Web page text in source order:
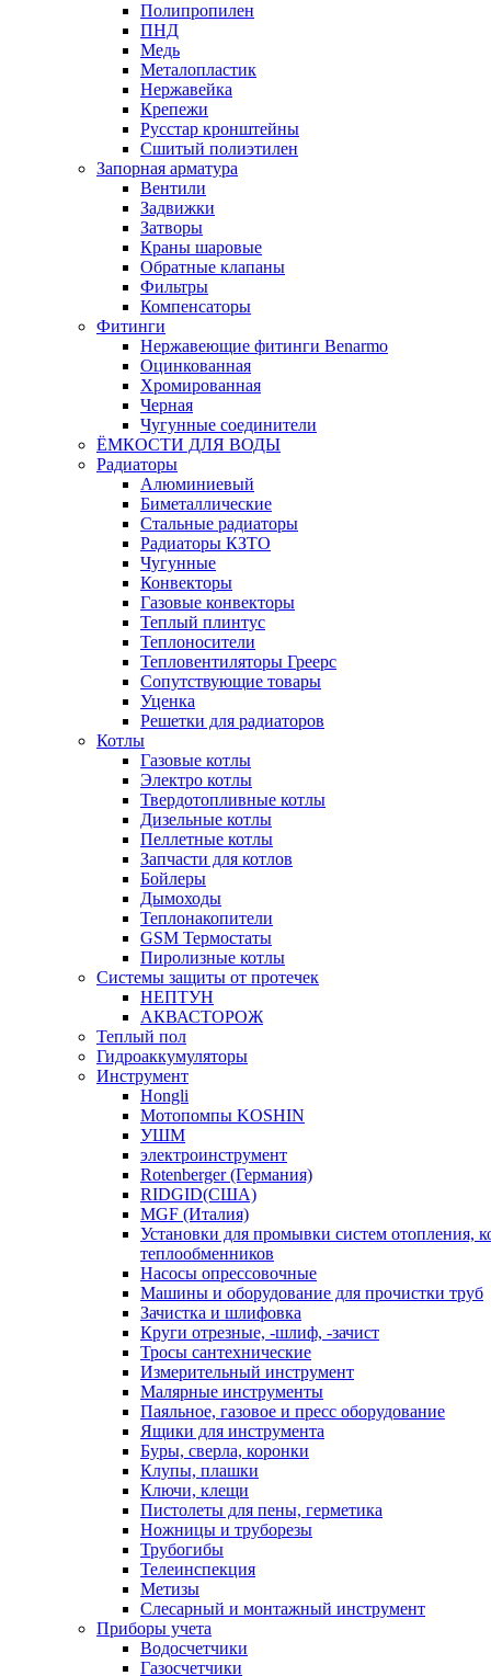
Полипропилен
ПНД
Медь
Металопластик
Нержавейка
Крепежи
Русстар кронштейны
Сшитый полиэтилен
Запорная арматура
Вентили
Задвижки
Затворы
Краны шаровые
Обратные клапаны
Фильтры
Компенсаторы
Фитинги
Нержавеющие фитинги Benarmo
Оцинкованная
Хромированная
Черная
Чугунные соединители
ЁМКОСТИ ДЛЯ ВОДЫ
Радиаторы
Алюминиевый
Биметаллические
Стальные радиаторы
Радиаторы КЗТО
Чугунные
Конвекторы
Газовые конвекторы
Теплый плинтус
Теплоносители
Тепловентиляторы Греерс
Сопутствующие товары
Уценка
Решетки для радиаторов
Котлы
Газовые котлы
Электро котлы
Твердотопливные котлы
Дизельные котлы
Пеллетные котлы
Запчасти для котлов
Бойлеры
Дымоходы
Теплонакопители
GSM Термостаты
Пиролизные котлы
Системы защиты от протечек
НЕПТУН
АКВАСТОРОЖ
Теплый пол
Гидроаккумуляторы
Инструмент
Hongli
Мотопомпы KOSHIN
УШМ
электроинструмент
Rotenberger (Германия)
RIDGID(США)
MGF (Италия)
Установки для промывки систем отопления,
теплообменников
Насосы опрессовочные
Машины и оборудование для прочистки труб
Зачистка и шлифовка
Круги отрезные, -шлиф, -зачист
Тросы сантехнические
Измерительный инструмент
Малярные инструменты
Паяльное, газовое и пресс оборудование
Ящики для инструмента
Буры, сверла, коронки
Клупы, плашки
Ключи, клещи
Пистолеты для пены, герметика
Ножницы и труборезы
Трубогибы
Телеинспекция
Метизы
Слесарный и монтажный инструмент
Приборы учета
Водосчетчики
Газосчетчики